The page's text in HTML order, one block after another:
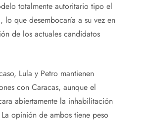
totalmente autoritario tipo el
lo que desembocaría a su vez en
de los actuales candidatos
Lula y Petro mantienen
con Caracas, aunque el
abiertamente la inhabilitación
opinión de ambos tiene peso